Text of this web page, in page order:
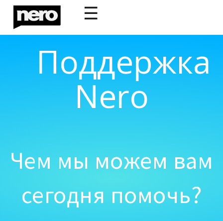
☰
Поддержка
Nero
Чем мы можем вам
сегодня помочь?